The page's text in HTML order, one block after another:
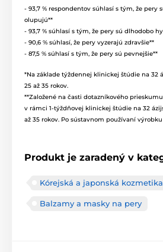
- 93,7 % respondentov súhlasí s tým, že pery
olupujú**
- 93,7 % súhlasí s tým, že pery sú dlhodobo
- 90,6 % súhlasí, že pery vyzerajú zdravšie**
- 87,5 % súhlasí s tým, že pery sú pevnejšie**
*Na základe týždennej klinickej štúdie na 32
25 až 35 rokov.
**Založené na časti dotazníkového
v rámci 1-týždňovej klinickej štúdie na 32
až 35 rokov. Po sústavnom používaní
Produkt je zaradený v
Kórejská a japonská kozmetika
Balzamy a masky na pery